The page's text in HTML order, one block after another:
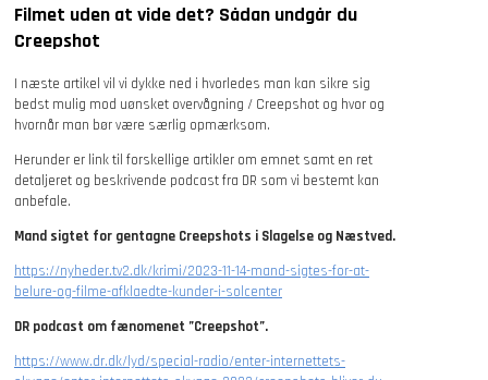
Filmet uden at vide det? Sådan undgår du
Creepshot
I næste artikel vil vi dykke ned i hvorledes man kan sikre sig
bedst mulig mod uønsket overvågning / Creepshot og hvor og
hvornår man bør være særlig opmærksom.
Herunder er link til forskellige artikler om emnet samt en ret
detaljeret og beskrivende podcast fra DR som vi bestemt kan
anbefale.
Mand sigtet for gentagne Creepshots i Slagelse og Næstved.
https://nyheder.tv2.dk/krimi/2023-11-14-mand-sigtes-for-at-
belure-og-filme-afklaedte-kunder-i-solcenter
DR podcast om fænomenet ”Creepshot”.
https://www.dr.dk/lyd/special-radio/enter-internettets-